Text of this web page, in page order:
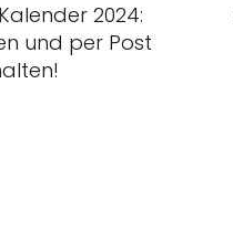
2024:
und per Post